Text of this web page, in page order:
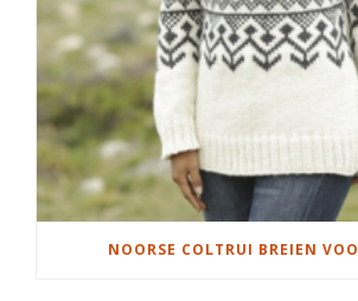
NOORSE COLTRUI BREIEN